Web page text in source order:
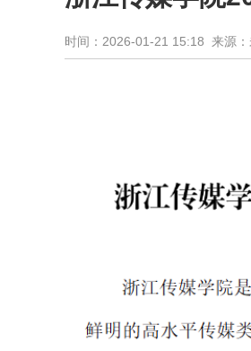
时间：2026-01-21 15:18 来源